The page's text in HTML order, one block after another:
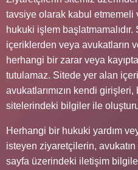
tavsiye olarak kabul
hukuki işlem
içeriklerden veya avukatların
herhangi bir zarar veya
tutulamaz. Sitede yer alan
avukatlarımızın kendi girişleri,
sitelerindeki bilgiler ile
Herhangi bir hukuki yardım
isteyen ziyaretçilerin,
sayfa üzerindeki iletişim